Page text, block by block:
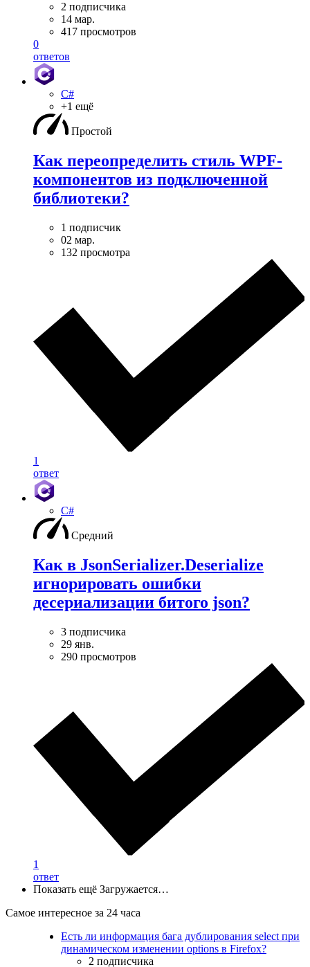
2 подписчика
14 мар.
417 просмотров
0
ответов
C#
+1 ещё
Простой
Как переопределить стиль WPF-
компонентов из подключенной
библиотеки?
1 подписчик
02 мар.
132 просмотра
1
ответ
C#
Средний
Как в JsonSerializer.Deserialize
игнорировать ошибки
десериализации битого json?
3 подписчика
29 янв.
290 просмотров
1
ответ
Показать ещё Загружается…
Самое интересное за 24 часа
Есть ли информация бага дублирования select при
динамическом изменении options в Firefox?
2 подписчика